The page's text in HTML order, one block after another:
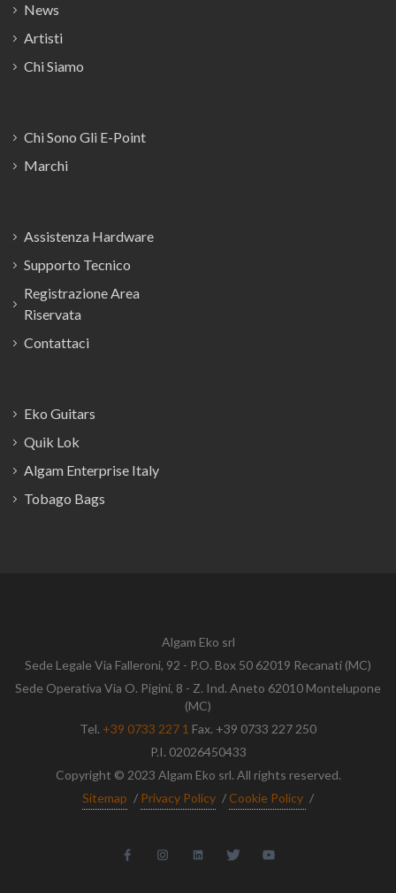
News
Artisti
Chi Siamo
Chi Sono Gli E-Point
Marchi
Assistenza Hardware
Supporto Tecnico
Registrazione Area
Riservata
Contattaci
Eko Guitars
Quik Lok
Algam Enterprise Italy
Tobago Bags
Algam Eko srl
Sede Legale Via Falleroni, 92 - P.O. Box 50 62019 Recanati (MC)
Sede Operativa Via O. Pigini, 8 - Z. Ind. Aneto 62010 Montelupone
(MC)
Tel. +39 0733 227 1 Fax. +39 0733 227 250
P.I. 02026450433
Copyright © 2023 Algam Eko srl. All rights reserved.
Sitemap / Privacy Policy / Cookie Policy /